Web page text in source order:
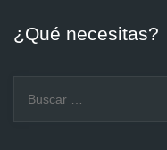
¿Qué necesitas?